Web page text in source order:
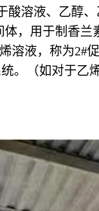
酸溶液、乙醇、
，用于制香
溶液，称为2#
。（如对于乙